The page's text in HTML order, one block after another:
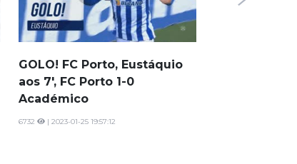
GOLO! FC Porto, Eustáquio
aos 7', FC Porto 1-0
Académico
6732 | 2023-01-25 19:57:12